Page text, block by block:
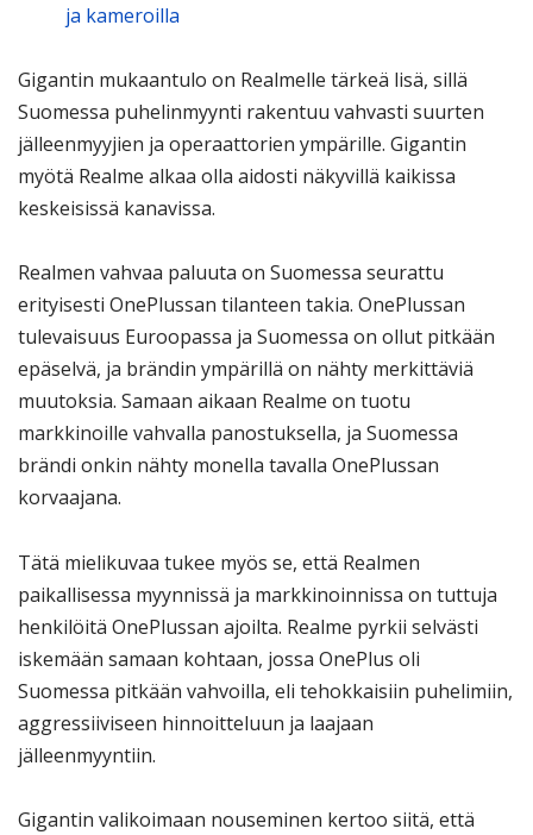
ja kameroilla
Gigantin mukaantulo on Realmelle tärkeä lisä, sillä
Suomessa puhelinmyynti rakentuu vahvasti suurten
jälleenmyyjien ja operaattorien ympärille. Gigantin
myötä Realme alkaa olla aidosti näkyvillä kaikissa
keskeisissä kanavissa.
Realmen vahvaa paluuta on Suomessa seurattu
erityisesti OnePlussan tilanteen takia. OnePlussan
tulevaisuus Euroopassa ja Suomessa on ollut pitkään
epäselvä, ja brändin ympärillä on nähty merkittäviä
muutoksia. Samaan aikaan Realme on tuotu
markkinoille vahvalla panostuksella, ja Suomessa
brändi onkin nähty monella tavalla OnePlussan
korvaajana.
Tätä mielikuvaa tukee myös se, että Realmen
paikallisessa myynnissä ja markkinoinnissa on tuttuja
henkilöitä OnePlussan ajoilta. Realme pyrkii selvästi
iskemään samaan kohtaan, jossa OnePlus oli
Suomessa pitkään vahvoilla, eli tehokkaisiin puhelimiin,
aggressiiviseen hinnoitteluun ja laajaan
jälleenmyyntiin.
Gigantin valikoimaan nouseminen kertoo siitä, että